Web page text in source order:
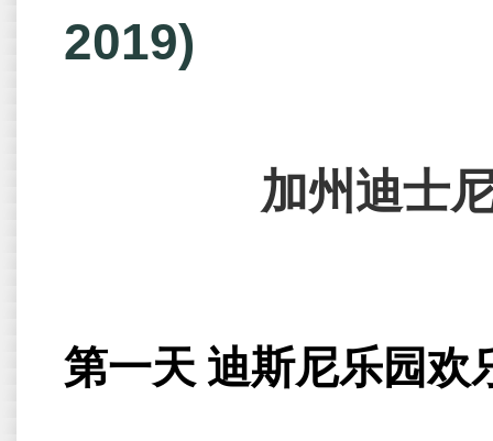
2019)
加州迪士
第一天 迪斯尼乐园欢